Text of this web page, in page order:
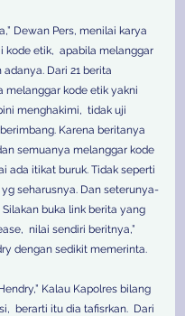
Dewan Pers, menilai karya
kode etik,  apabila melanggar
Dari 21 berita
melanggar kode etik yakni
menghakimi,  tidak uji
Karena beritanya
semuanya melanggar kode
ada itikat buruk. Tidak seperti
seharusnya. Dan seterunya-
buka link berita yang
nilai sendiri beritnya,”
dengan sedikit memerinta.
Kalau Kapolres bilang
berarti itu dia tafisrkan.  Dari